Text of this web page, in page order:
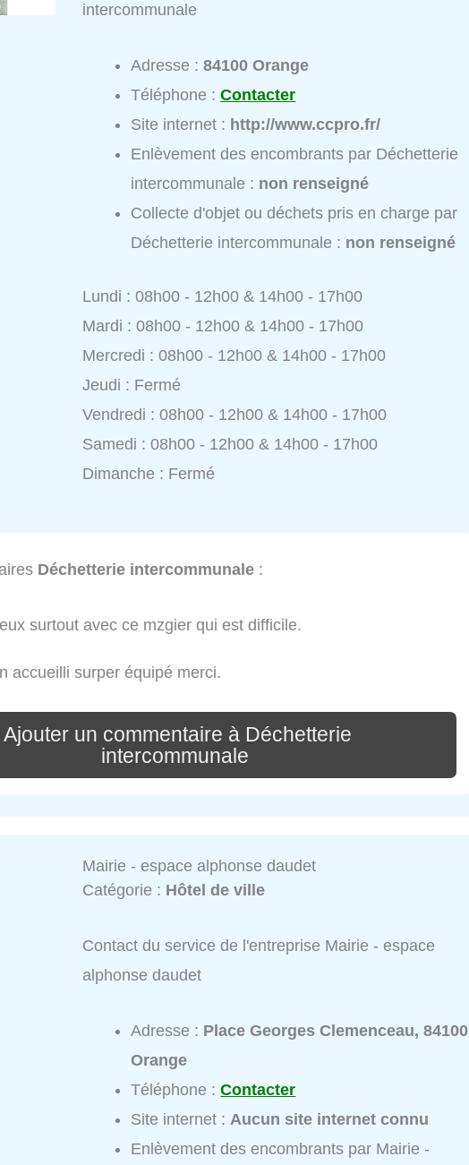
intercommunale
Adresse :84100 Orange
Téléphone :Contacter
Site internet : http://www.ccpro.fr/
Enlèvement des encombrants par Déchetterie
intercommunale : non renseigné
Collecte d'objet ou déchets pris en charge par
Déchetterie intercommunale : non renseigné
Lundi : 08h00 - 12h00 & 14h00 - 17h00
Mardi : 08h00 - 12h00 & 14h00 - 17h00
Mercredi : 08h00 - 12h00 & 14h00 - 17h00
Jeudi : Fermé
Vendredi : 08h00 - 12h00 & 14h00 - 17h00
Samedi : 08h00 - 12h00 & 14h00 - 17h00
Dimanche : Fermé
Déchetterie intercommunale :
surtout avec ce mzgier qui est difficile.
accueilli surper équipé merci.
Ajouter un commentaire à Déchetterie
intercommunale
Mairie - espace alphonse daudet
Catégorie : Hôtel de ville
Contact du service de l'entreprise Mairie - espace
alphonse daudet
Adresse : Place Georges Clemenceau, 84100
Orange
Téléphone :Contacter
Site internet : Aucun site internet connu
Enlèvement des encombrants par Mairie -